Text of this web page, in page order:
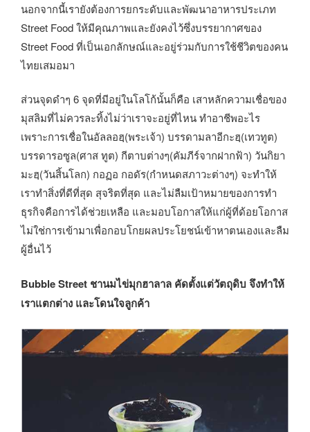
นอกจากนี้เรายังต้องการยกระดับและพัฒนาอาหารประเภท
Street Food ให้มีคุณภาพและยังคงไว้ซึ่งบรรยากาศของ
Street Food ที่เป็นเอกลักษณ์และอยู่ร่วมกับการใช้ชีวิตของคน
ไทยเสมอมา
ส่วนจุดดำๆ 6 จุดที่มีอยู่ในโลโก้นั้นก็คือ เสาหลักความเชื่อของ
มุสลิมที่ไม่ควรละทิ้งไม่ว่าเราจะอยู่ที่ไหน ทำอาชีพอะไร
เพราะการเชื่อในอัลลอฮฺ(พระเจ้า) บรรดามลาอีกะฮฺ(เทวทูต)
บรรดารอซูล(ศาส ทูต) กีตาบต่างๆ(คัมภีร์จากฝากฟ้า) วันกิยา
มะฮฺ(วันสิ้นโลก) กอฏอ กอดัร(กำหนดสภาวะต่างๆ) จะทำให้
เราทำสิ่งที่ดีที่สุด สุจริตที่สุด และไม่ลืมเป้าหมายของการทำ
ธุรกิจคือการได้ช่วยเหลือ และมอบโอกาสให้แก่ผู้ที่ด้อยโอกาส
ไม่ใช่การเข้ามาเพื่อกอบโกยผลประโยชน์เข้าหาตนเองและลืม
ผู้อื่นไว้
Bubble Street ชานมไข่มุกฮาลาล คัดตั้งแต่วัตถุดิบ จึงทำให้
เราแตกต่าง และโดนใจลูกค้า